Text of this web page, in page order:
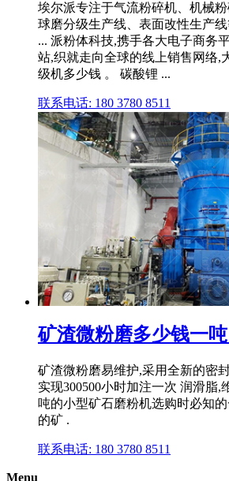
埃尔派专注于气流粉碎机、机械粉
球磨分级生产线、表面改性生产
... 派粉体科技,携手各大电子商务
站,织就走向全球的线上销售网络,
级机多少钱 。 碳酸锂 ...
联系电话: 180 3780 8511
矿渣微粉磨多少钱一
矿渣微粉磨易维护,采用全新的密
实现300500小时加注一次 润滑脂,
吨的小型矿石磨粉机选购时必知
的矿 .
联系电话: 180 3780 8511
Menu